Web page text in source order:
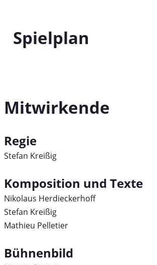
Spielplan
Mitwirkende
Regie
Stefan Kreißig
Komposition und Texte
Nikolaus Herdieckerhoff
Stefan Kreißig
Mathieu Pelletier
Bühnenbild